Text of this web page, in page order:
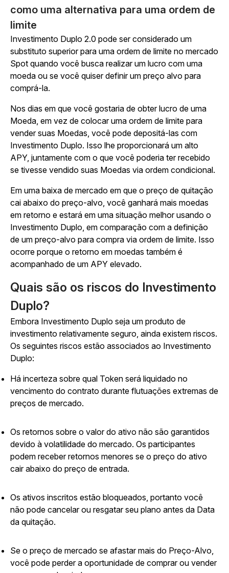
como uma alternativa para uma ordem de
limite
Investimento Duplo 2.0 pode ser considerado um
substituto superior para uma ordem de limite no mercado
Spot quando você busca realizar um lucro com uma
moeda ou se você quiser definir um preço alvo para
comprá-la.
Nos dias em que você gostaria de obter lucro de uma
Moeda, em vez de colocar uma ordem de limite para
vender suas Moedas, você pode depositá-las com
Investimento Duplo. Isso lhe proporcionará um alto
APY, juntamente com o que você poderia ter recebido
se tivesse vendido suas Moedas via ordem condicional.
Em uma baixa de mercado em que o preço de quitação
cai abaixo do preço-alvo, você ganhará mais moedas
em retorno e estará em uma situação melhor usando o
Investimento Duplo, em comparação com a definição
de um preço-alvo para compra via ordem de limite. Isso
ocorre porque o retorno em moedas também é
acompanhado de um APY elevado.
Quais são os riscos do Investimento
Duplo?
Embora Investimento Duplo seja um produto de
investimento relativamente seguro, ainda existem riscos.
Os seguintes riscos estão associados ao Investimento
Duplo:
Há incerteza sobre qual Token será liquidado no
vencimento do contrato durante flutuações extremas de
preços de mercado.
Os retornos sobre o valor do ativo não são garantidos
devido à volatilidade do mercado. Os participantes
podem receber retornos menores se o preço do ativo
cair abaixo do preço de entrada.
Os ativos inscritos estão bloqueados, portanto você
não pode cancelar ou resgatar seu plano antes da Data
da quitação.
Se o preço de mercado se afastar mais do Preço-Alvo,
você pode perder a oportunidade de comprar ou vender